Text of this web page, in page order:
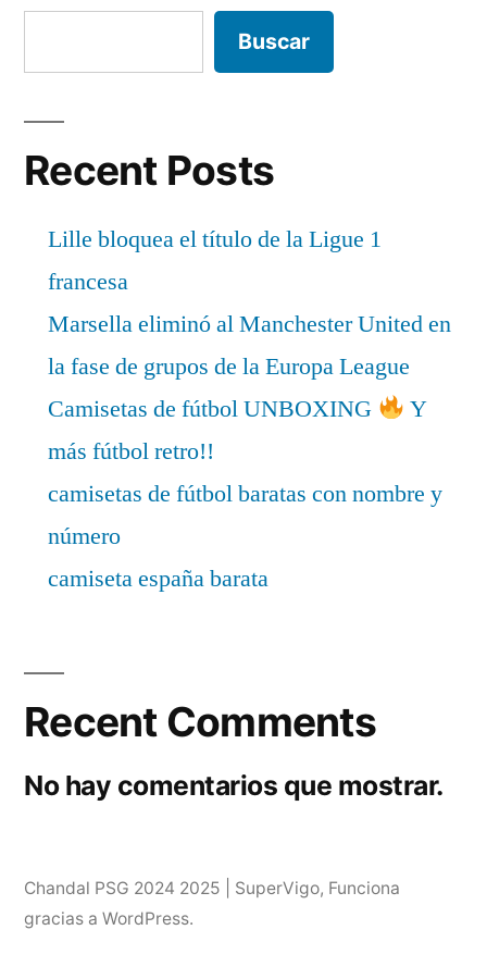
Buscar
Recent Posts
Lille bloquea el título de la Ligue 1
francesa
Marsella eliminó al Manchester United en
la fase de grupos de la Europa League
Camisetas de fútbol UNBOXING
Y
más fútbol retro!!
camisetas de fútbol baratas con nombre y
número
camiseta españa barata
Recent Comments
No hay comentarios que mostrar.
Chandal PSG 2024 2025 | SuperVigo, Funciona
gracias a WordPress.